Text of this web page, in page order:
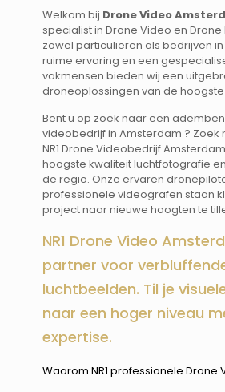
Welkom bij Drone Video
specialist in Drone Video en
zowel particulieren als bedrijven
ruime ervaring en een
vakmensen bieden wij een
droneoplossingen van de
Bent u op zoek naar een
videobedrijf in Amsterdam ? Zoek
NR1 Drone Videobedrijf
hoogste kwaliteit luchtfotografie
de regio. Onze ervaren
professionele videografen staan
project naar nieuwe hoogten te
NR1 Drone Video
partner voor
luchtbeelden. Til je
naar een hoger niveau
expertise.
Waarom NR1 professionele Drone